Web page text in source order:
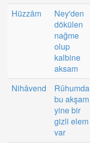
Hüzzâm
Ney'den
dökülen
nağme
olup
kalbine
aksam
Nihâvend
Rûhumda
bu akşam
yine bir
gizli elem
var